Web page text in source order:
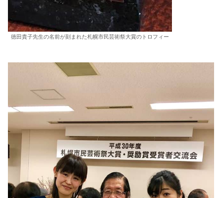
徳田貴子先生の名前が刻まれた札幌市民芸術祭大賞のトロフィー